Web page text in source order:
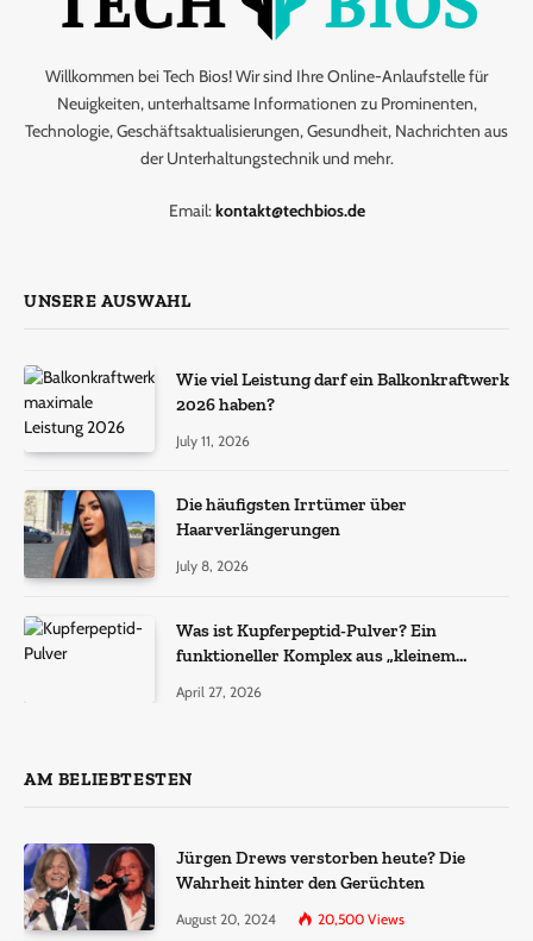
Willkommen bei Tech Bios! Wir sind Ihre Online-Anlaufstelle für
Neuigkeiten, unterhaltsame Informationen zu Prominenten,
Technologie, Geschäftsaktualisierungen, Gesundheit, Nachrichten aus
der Unterhaltungstechnik und mehr.
Email:kontakt@techbios.de
UNSERE AUSWAHL
Wie viel Leistung darf ein Balkonkraftwerk
2026 haben?
July 11, 2026
Die häufigsten Irrtümer über
Haarverlängerungen
July 8, 2026
Was ist Kupferpeptid-Pulver? Ein
funktioneller Komplex aus „kleinem
April 27, 2026
AM BELIEBTESTEN
Jürgen Drews verstorben heute? Die
Wahrheit hinter den Gerüchten
August 20, 2024 20,500 Views